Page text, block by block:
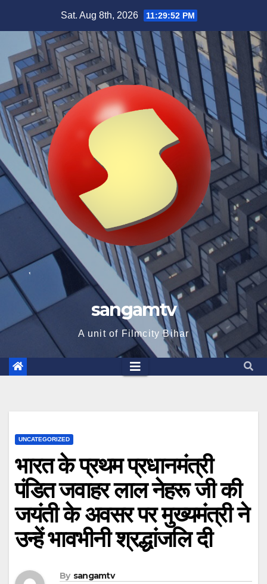
content
Sat. Aug 8th, 2026 11:29:53 PM
sangamtv
A unit of Filmcity Bihar
UNCATEGORIZED
भारत के प्रथम प्रधानमंत्री
पंडित जवाहर लाल नेहरू जी की
जयंती के अवसर पर मुख्यमंत्री ने
उन्हें भावभीनी श्रद्धांजलि दी
By sangamtv